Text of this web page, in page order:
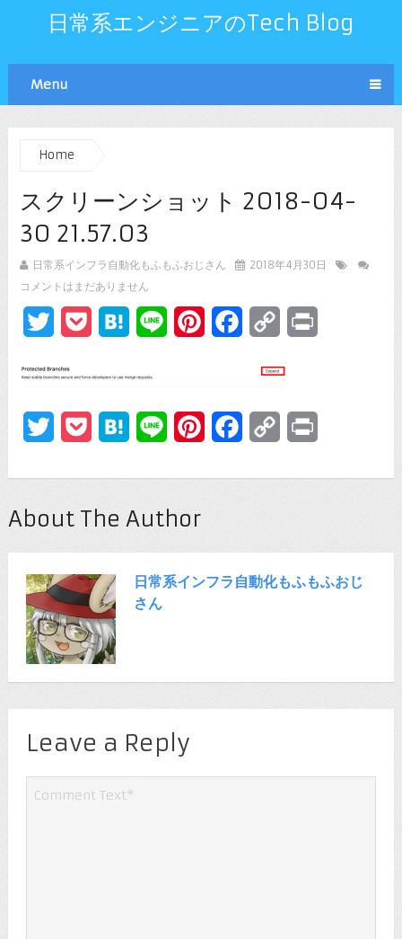
日常系エンジニアのTech Blog
Menu
Home
スクリーンショット 2018-04-
30 21.57.03
日常系インフラ自動化もふもふおじさん
2018年4月30日
コメントはまだありません
TwitterPocketHatenaLine PinterestFacebook
Copy
TwitterPocketHatenaLine PinterestFacebook
Copy
About The Author
日常系インフラ自動化もふもふおじ
さん
Leave a Reply